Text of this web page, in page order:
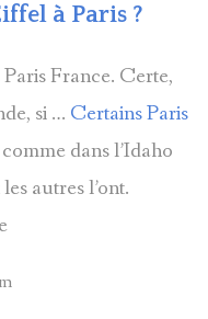
à Paris ?
France. Certe,
si … Certains Paris
dans l’Idaho
autres l’ont.